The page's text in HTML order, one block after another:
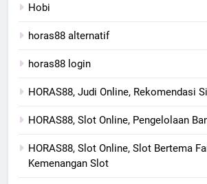
Hobi
horas88 alternatif
horas88 login
HORAS88, Judi Online, Rekomendasi
HORAS88, Slot Online, Pengelolaan
HORAS88, Slot Online, Slot Bertema
Kemenangan Slot